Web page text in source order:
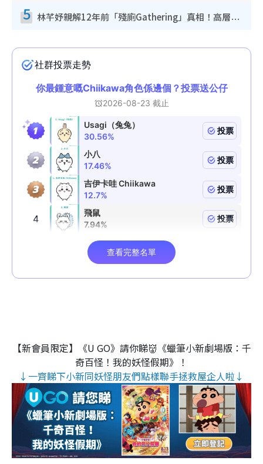
5 林芊妤親解12年前「殘廁Gathering」真相！高層解約一句話重創尊嚴至今拒返TVB
【新會員限定】《U GO》請你睇👹《蠟筆小新劇場版：千
奇百怪！我的妖怪假期》！
↓一齊睇下小新同妖怪朋友們點樣聯手拯救屋企人啦↓